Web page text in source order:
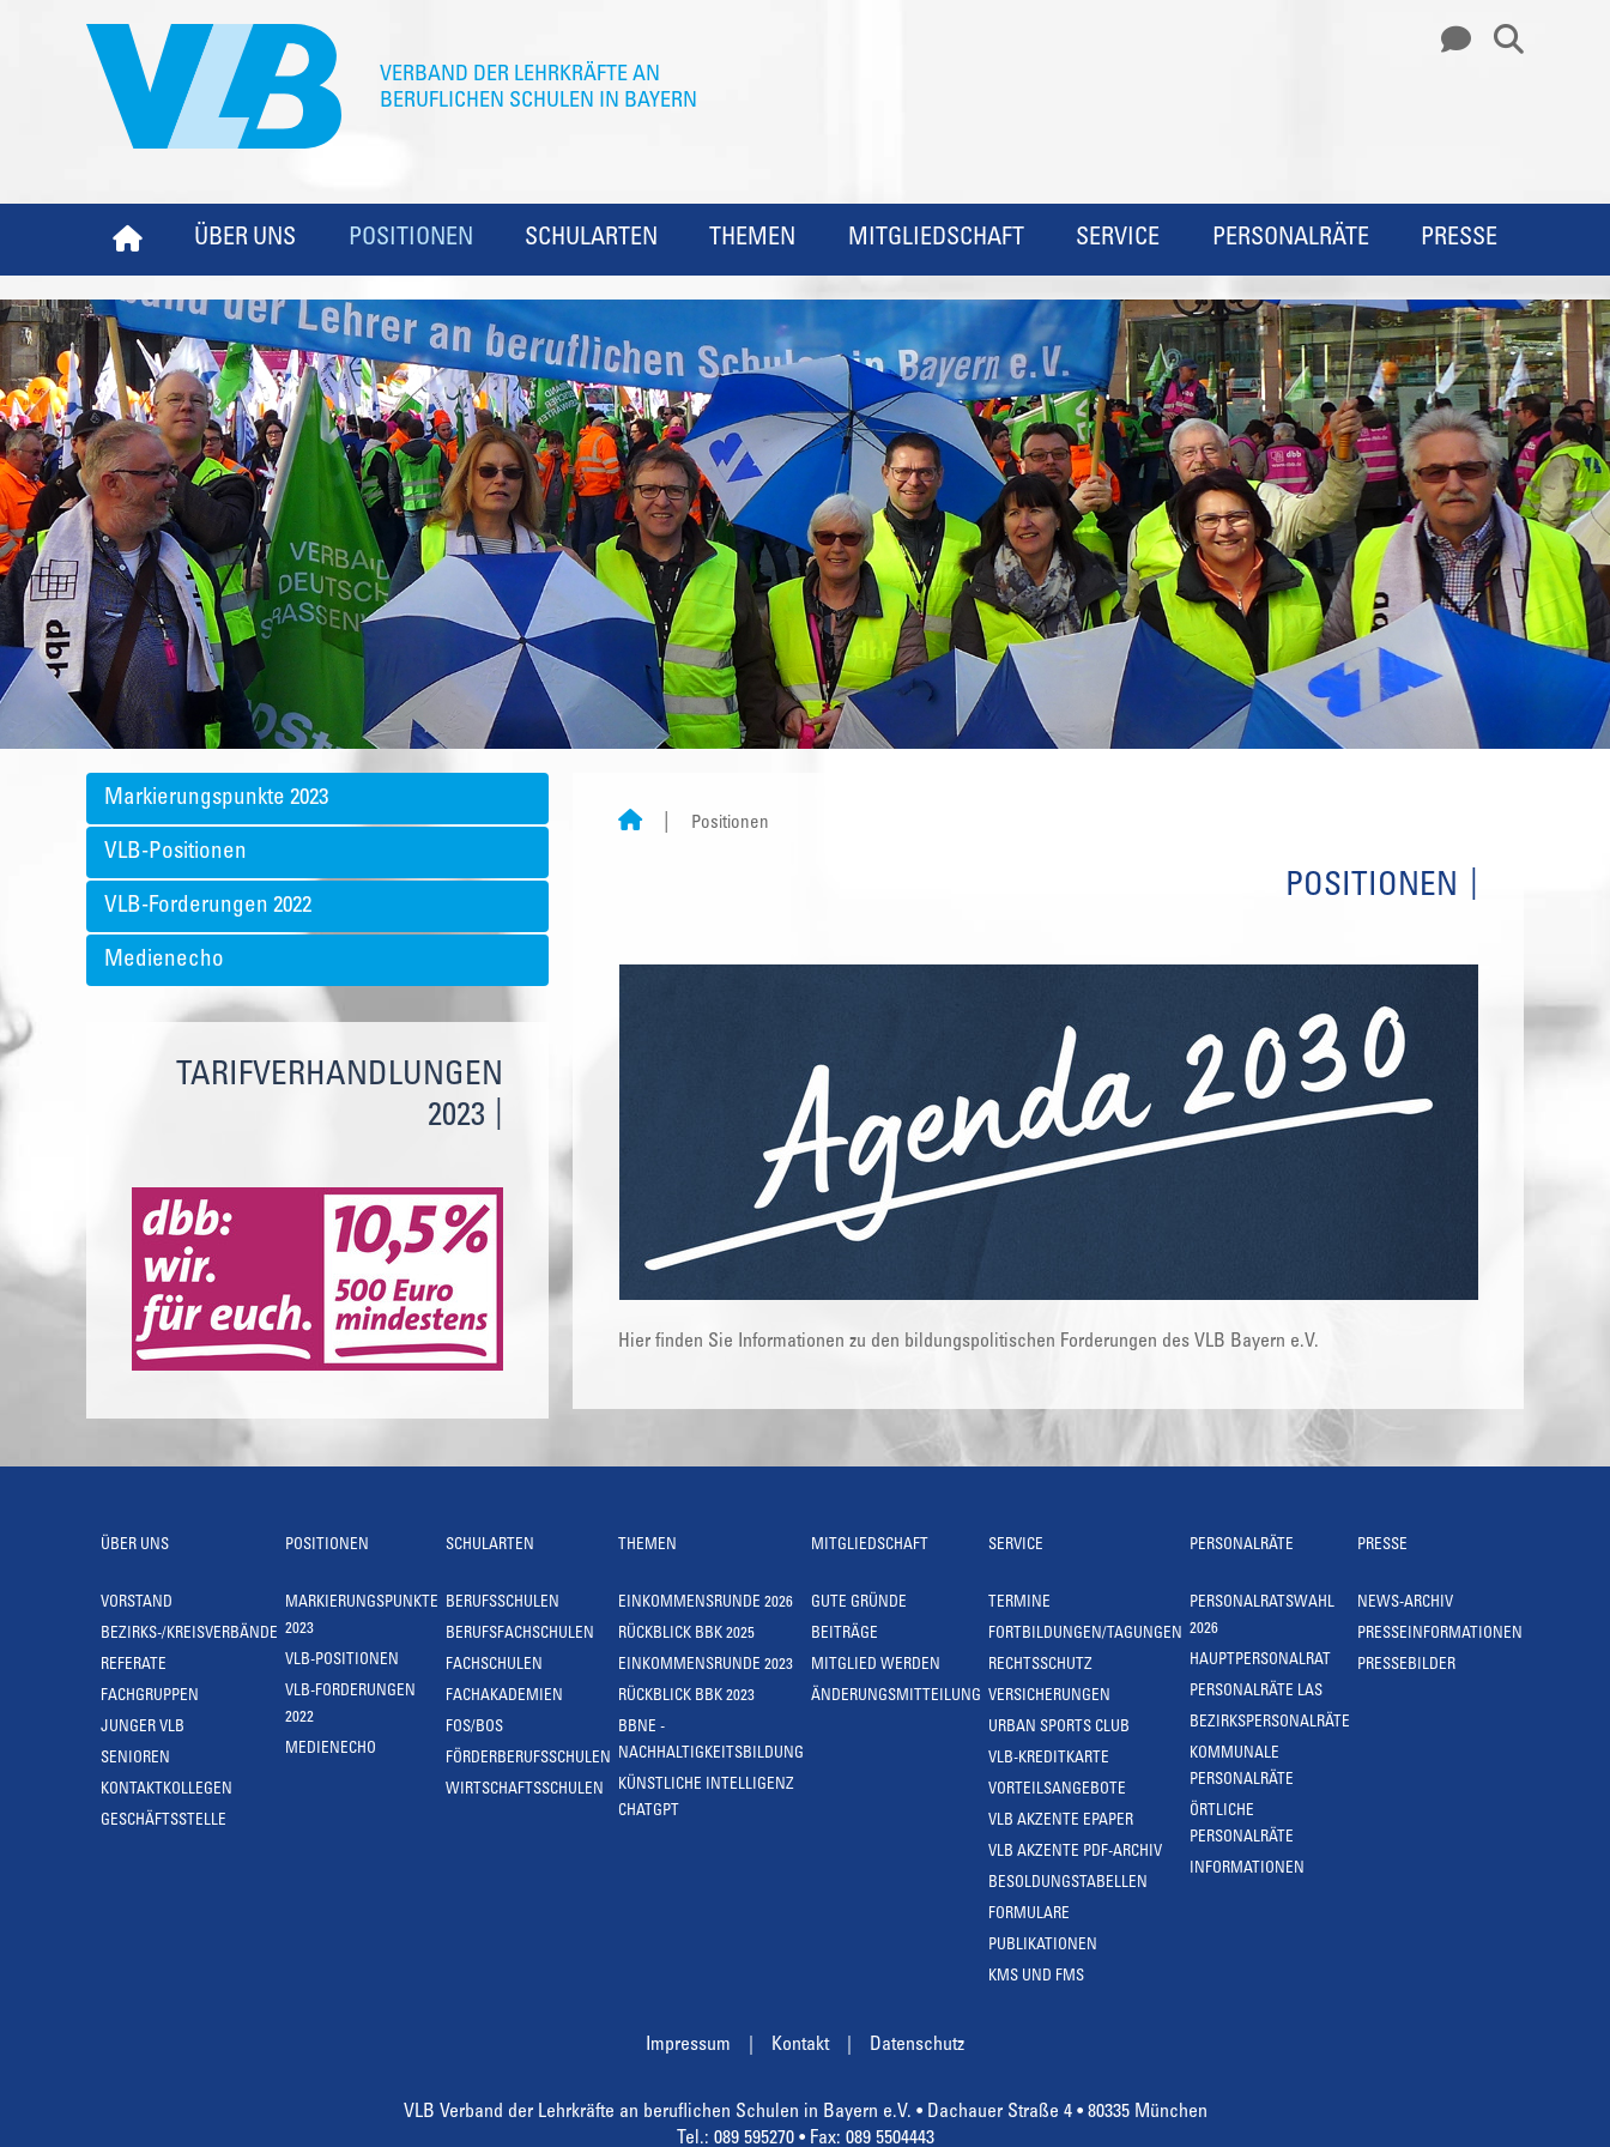
ÜBER UNS POSITIONEN SCHULARTEN THEMEN MITGLIEDSCHAFT SERVICE PERSONALRÄTE PRESSE
Markierungspunkte 2023
VLB-Positionen
VLB-Forderungen 2022
Medienecho
TARIFVERHANDLUNGEN
2023
Positionen
POSITIONEN
Hier finden Sie Informationen zu den bildungspolitischen Forderungen des VLB Bayern e.V.
ÜBER UNS
VORSTAND
BEZIRKS-/KREISVERBÄNDE
REFERATE
FACHGRUPPEN
JUNGER VLB
SENIOREN
KONTAKTKOLLEGEN
GESCHÄFTSSTELLE
POSITIONEN
MARKIERUNGSPUNKTE
2023
VLB-POSITIONEN
VLB-FORDERUNGEN
2022
MEDIENECHO
SCHULARTEN
BERUFSSCHULEN
BERUFSFACHSCHULEN
FACHSCHULEN
FACHAKADEMIEN
FOS/BOS
FÖRDERBERUFSSCHULEN
WIRTSCHAFTSSCHULEN
THEMEN
EINKOMMENSRUNDE 2026
RÜCKBLICK BBK 2025
EINKOMMENSRUNDE 2023
RÜCKBLICK BBK 2023
BBNE -
NACHHALTIGKEITSBILDUNG
KÜNSTLICHE INTELLIGENZ
CHATGPT
MITGLIEDSCHAFT
GUTE GRÜNDE
BEITRÄGE
MITGLIED WERDEN
ÄNDERUNGSMITTEILUNG
SERVICE
TERMINE
FORTBILDUNGEN/TAGUNGEN
RECHTSSCHUTZ
VERSICHERUNGEN
URBAN SPORTS CLUB
VLB-KREDITKARTE
VORTEILSANGEBOTE
VLB AKZENTE EPAPER
VLB AKZENTE PDF-ARCHIV
BESOLDUNGSTABELLEN
FORMULARE
PUBLIKATIONEN
KMS UND FMS
PERSONALRÄTE
PERSONALRATSWAHL
2026
HAUPTPERSONALRAT
PERSONALRÄTE LAS
BEZIRKSPERSONALRÄTE
KOMMUNALE
PERSONALRÄTE
ÖRTLICHE
PERSONALRÄTE
INFORMATIONEN
PRESSE
NEWS-ARCHIV
PRESSEINFORMATIONEN
PRESSEBILDER
Impressum Kontakt Datenschutz
VLB Verband der Lehrkräfte an beruflichen Schulen in Bayern e.V. • Dachauer Straße 4 • 80335 München
Tel.: 089 595270 • Fax: 089 5504443